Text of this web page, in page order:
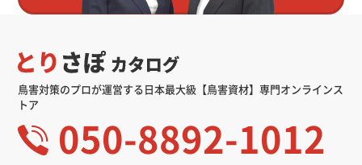
鳥害対策のプロが運営する日本最大級【鳥害資材】専門オンラインス
トア
050-8892-1012